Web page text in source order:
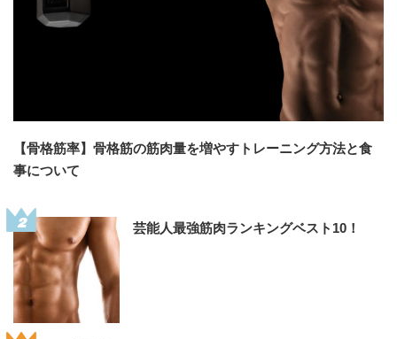
【骨格筋率】骨格筋の筋肉量を増やすトレーニング方法と食
事について
2 芸能人最強筋肉ランキングベスト10！